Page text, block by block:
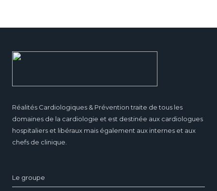
Réalités Cardiologiques & Prévention traite de tous les
domaines de la cardiologie et est destinée aux cardiologues
hospitaliers et libéraux mais également aux internes et aux
chefs de clinique.
Le groupe